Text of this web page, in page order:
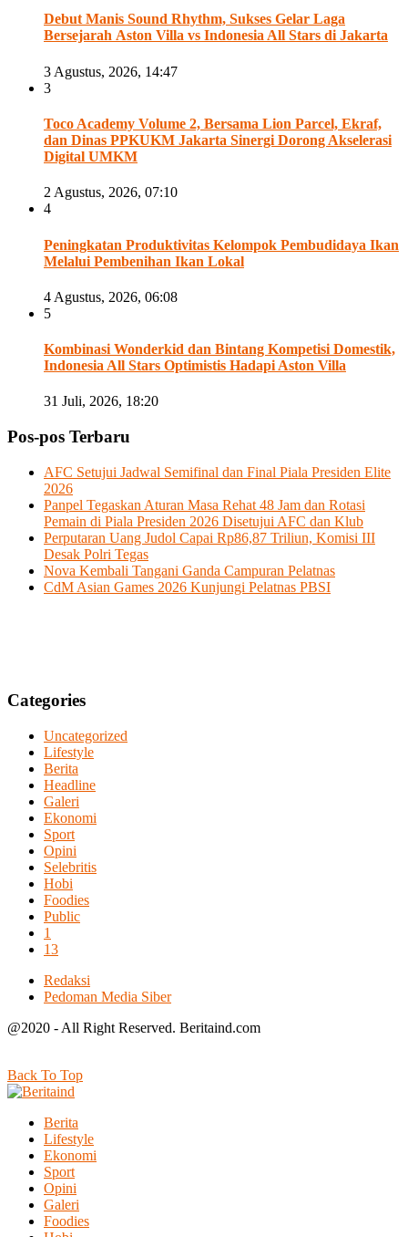
Debut Manis Sound Rhythm, Sukses Gelar Laga
Bersejarah Aston Villa vs Indonesia All Stars di Jakarta
3 Agustus, 2026, 14:47
3
Toco Academy Volume 2, Bersama Lion Parcel, Ekraf,
dan Dinas PPKUKM Jakarta Sinergi Dorong Akselerasi
Digital UMKM
2 Agustus, 2026, 07:10
4
Peningkatan Produktivitas Kelompok Pembudidaya Ikan
Melalui Pembenihan Ikan Lokal
4 Agustus, 2026, 06:08
5
Kombinasi Wonderkid dan Bintang Kompetisi Domestik,
Indonesia All Stars Optimistis Hadapi Aston Villa
31 Juli, 2026, 18:20
Pos-pos Terbaru
AFC Setujui Jadwal Semifinal dan Final Piala Presiden Elite
2026
Panpel Tegaskan Aturan Masa Rehat 48 Jam dan Rotasi
Pemain di Piala Presiden 2026 Disetujui AFC dan Klub
Perputaran Uang Judol Capai Rp86,87 Triliun, Komisi III
Desak Polri Tegas
Nova Kembali Tangani Ganda Campuran Pelatnas
CdM Asian Games 2026 Kunjungi Pelatnas PBSI
Categories
Uncategorized
Lifestyle
Berita
Headline
Galeri
Ekonomi
Sport
Opini
Selebritis
Hobi
Foodies
Public
1
13
Redaksi
Pedoman Media Siber
@2020 - All Right Reserved. Beritaind.com
Back To Top
Berita
Lifestyle
Ekonomi
Sport
Opini
Galeri
Foodies